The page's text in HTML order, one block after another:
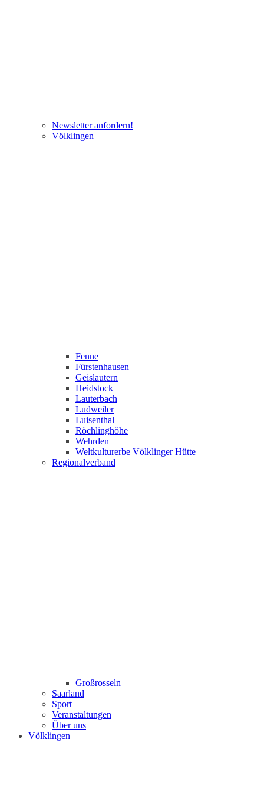
Newsletter anfordern!
Völklingen
Fenne
Fürstenhausen
Geislautern
Heidstock
Lauterbach
Ludweiler
Luisenthal
Röchlinghöhe
Wehrden
Weltkulturerbe Völklinger Hütte
Regionalverband
Großrosseln
Saarland
Sport
Veranstaltungen
Über uns
Völklingen